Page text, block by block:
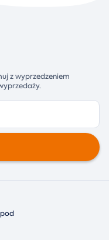
z wyprzedzeniem